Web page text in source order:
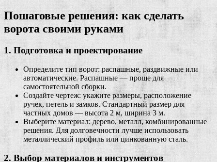
Пошаговые решения: как сделать
ворота своими руками
1. Подготовка и проектирование
Определите тип ворот: распашные, раздвижные или
автоматические. Распашные — проще для
самостоятельной сборки.
Создайте чертеж: укажите размеры, расположение
ручек, петель и замков. Стандартный размер для
частных домов — высота 2 м, ширина 3 м.
Выберите материал: дерево, металл, комбинированные
решения. Для долговечности лучше использовать
металлический профиль или цинкованную сталь.
2. Выбор материалов и инструментов